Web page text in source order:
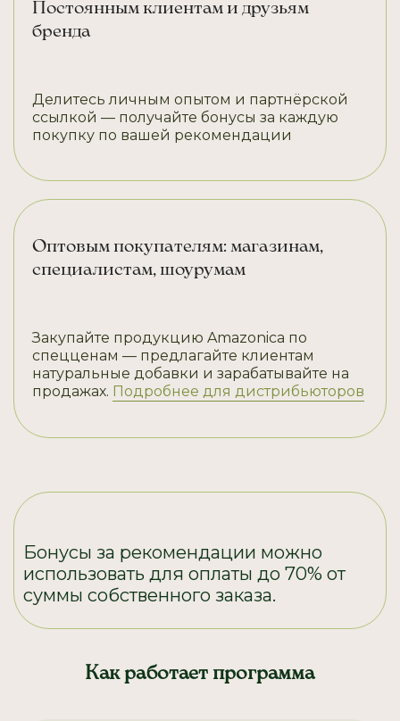
Постоянным клиентам и друзьям
бренда
Делитесь личным опытом и партнёрской
ссылкой — получайте бонусы за каждую
покупку по вашей рекомендации
Оптовым покупателям: магазинам,
специалистам, шоурумам
Закупайте продукцию Amazonica по
спецценам — предлагайте клиентам
натуральные добавки и зарабатывайте на
продажах. Подробнее для дистрибьюторов
Бонусы за рекомендации можно
использовать для оплаты до 70% от
суммы собственного заказа.
Как работает программа